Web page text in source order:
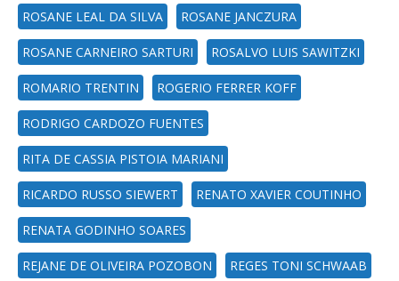
ROSANE LEAL DA SILVA ROSANE JANCZURA
ROSANE CARNEIRO SARTURI ROSALVO LUIS SAWITZKI
ROMARIO TRENTIN ROGERIO FERRER KOFF
RODRIGO CARDOZO FUENTES
RITA DE CASSIA PISTOIA MARIANI
RICARDO RUSSO SIEWERT RENATO XAVIER COUTINHO
RENATA GODINHO SOARES
REJANE DE OLIVEIRA POZOBON REGES TONI SCHWAAB